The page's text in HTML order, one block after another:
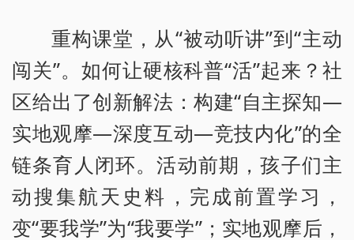
重构课堂，从“被动听讲”到“主动
闯关”。如何让硬核科普“活”起来？社
区给出了创新解法：构建“自主探知—
实地观摩—深度互动—竞技内化”的全
链条育人闭环。活动前期，孩子们主
动搜集航天史料，完成前置学习，
变“要我学”为“我要学”；实地观摩后，